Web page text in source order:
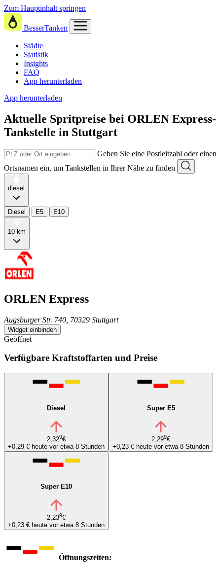
Zum Hauptinhalt springen
BesserTanken
Städte
Statistik
Insights
FAQ
App herunterladen
App herunterladen
Aktuelle Spritpreise bei ORLEN Express-
Tankstelle in Stuttgart
Geben Sie eine Postleitzahl oder einen
Ortsnamen ein, um Tankstellen in Ihrer Nähe zu finden
diesel
Diesel E5 E10
10 km
ORLEN Express
Augsburger Str. 740, 70329 Stuttgart
Widget einbinden
Geöffnet
Verfügbare Kraftstoffarten und Preise
Diesel
2,329€
+0,29 € heute vor etwa 8 Stunden
Super E5
2,299€
+0,23 € heute vor etwa 8 Stunden
Super E10
2,239€
+0,23 € heute vor etwa 8 Stunden
Öffnungszeiten: